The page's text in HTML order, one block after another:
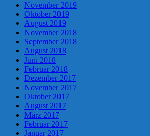
November 2019
Oktober 2019
August 2019
November 2018
September 2018
August 2018
Juni 2018
Februar 2018
Dezember 2017
November 2017
Oktober 2017
August 2017
März 2017
Februar 2017
Januar 2017